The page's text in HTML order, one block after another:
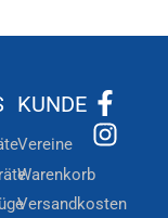
KUNDE
Vereine
Warenkorb
Versandkosten